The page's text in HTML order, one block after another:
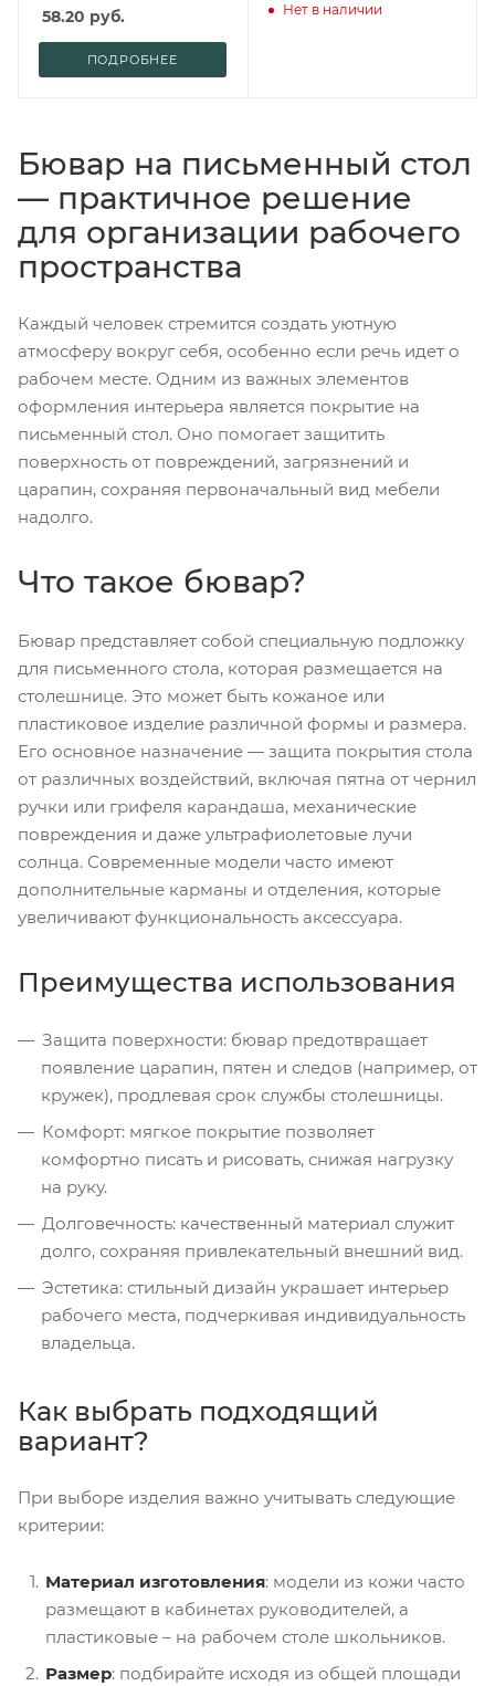
58.20 руб.
ПОДРОБНЕЕ
Нет в наличии
Бювар на письменный стол
— практичное решение
для организации рабочего
пространства
Каждый человек стремится создать уютную
атмосферу вокруг себя, особенно если речь идет о
рабочем месте. Одним из важных элементов
оформления интерьера является покрытие на
письменный стол. Оно помогает защитить
поверхность от повреждений, загрязнений и
царапин, сохраняя первоначальный вид мебели
надолго.
Что такое бювар?
Бювар представляет собой специальную подложку
для письменного стола, которая размещается на
столешнице. Это может быть кожаное или
пластиковое изделие различной формы и размера.
Его основное назначение — защита покрытия стола
от различных воздействий, включая пятна от чернил
ручки или грифеля карандаша, механические
повреждения и даже ультрафиолетовые лучи
солнца. Современные модели часто имеют
дополнительные карманы и отделения, которые
увеличивают функциональность аксессуара.
Преимущества использования
Защита поверхности: бювар предотвращает
появление царапин, пятен и следов (например, от
кружек), продлевая срок службы столешницы.
Комфорт: мягкое покрытие позволяет
комфортно писать и рисовать, снижая нагрузку
на руку.
Долговечность: качественный материал служит
долго, сохраняя привлекательный внешний вид.
Эстетика: стильный дизайн украшает интерьер
рабочего места, подчеркивая индивидуальность
владельца.
Как выбрать подходящий
вариант?
При выборе изделия важно учитывать следующие
критерии:
Материал изготовления: модели из кожи часто
размещают в кабинетах руководителей, а
пластиковые – на рабочем столе школьников.
Размер: подбирайте исходя из общей площади